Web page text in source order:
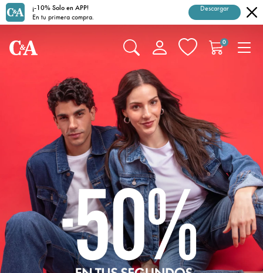
¡-10% Solo en APP!
En tu primera compra.
Descargar
0